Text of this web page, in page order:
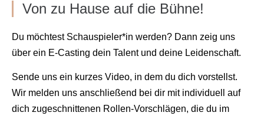
Von zu Hause auf die Bühne!
Du möchtest Schauspieler*in werden? Dann zeig uns
über ein E-Casting dein Talent und deine Leidenschaft.
Sende uns ein kurzes Video, in dem du dich vorstellst.
Wir melden uns anschließend bei dir mit individuell auf
dich zugeschnittenen Rollen-Vorschlägen, die du im